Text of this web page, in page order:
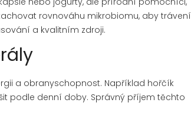
rovnováhu mikrobiomu, aby trávení
a kvalitním zdroji.
a obranyschopnost. Například hořčík
podle denní doby. Správný příjem těchto